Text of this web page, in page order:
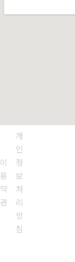
이
용
약
관
개
인
정
보
처
리
방
침